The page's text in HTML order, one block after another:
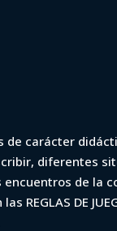
2023 - La
ver
de carácter
diferentes
encuentros de la
REGLAS DE